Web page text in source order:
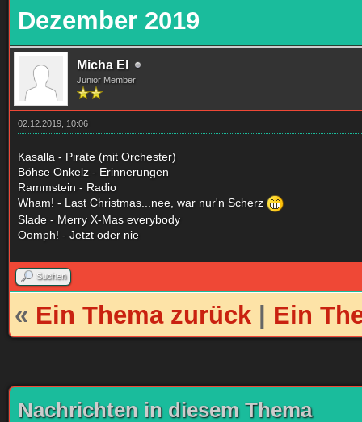
Dezember 2019
Micha El
Junior Member
02.12.2019, 10:06
Kasalla - Pirate (mit Orchester)
Böhse Onkelz - Erinnerungen
Rammstein - Radio
Wham! - Last Christmas...nee, war nur'n Scherz
Slade - Merry X-Mas everybody
Oomph! - Jetzt oder nie
Suchen
« Ein Thema zurück Ein
Nachrichten in diesem Thema